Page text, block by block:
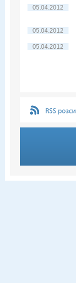
05.04.2012
05.04.2012
05.04.2012